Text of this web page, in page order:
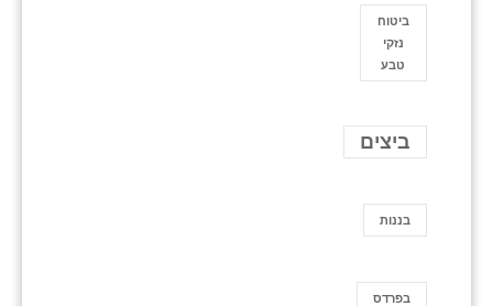
ביטוח
נזקי
טבע
ביצים
בננות
בפרדס